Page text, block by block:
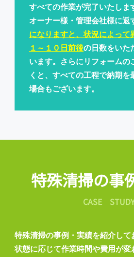
すべての作業が完了いたしま
オーナー様・管理会社様に返
になりますと、状況によって
１～１０日前後の日数をいた
います。さらにリフォームの
くと、すべての工程で納期を
場合もございます。
特殊清掃の事
CASE
特殊清掃の事例・実績を紹介して
状態に応じて作業時間や費用が変